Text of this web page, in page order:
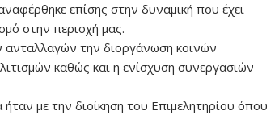
επίσης στην δυναμική που έχει
στην περιοχή μας.
ανταλλαγών την διοργάνωση κοινών
καθώς και η ενίσχυση συνεργασιών
με την διοίκηση του Επιμελητηρίου όπου